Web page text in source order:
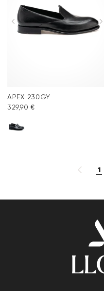
APEX 230GY
329,90 €
1